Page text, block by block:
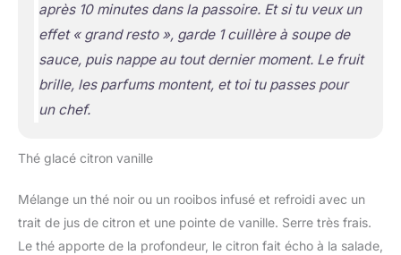
après 10 minutes dans la passoire. Et si tu veux un
effet « grand resto », garde 1 cuillère à soupe de
sauce, puis nappe au tout dernier moment. Le fruit
brille, les parfums montent, et toi tu passes pour
un chef.
Thé glacé citron vanille
Mélange un thé noir ou un rooibos infusé et refroidi avec un
trait de jus de citron et une pointe de vanille. Serre très frais.
Le thé apporte de la profondeur, le citron fait écho à la salade,